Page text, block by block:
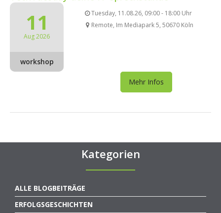
11
Aug 2026
workshop
Tuesday, 11.08.26, 09:00 - 18:00 Uhr
Remote, Im Mediapark 5, 50670 Köln
Mehr Infos
Kategorien
ALLE BLOGBEITRÄGE
ERFOLGSGESCHICHTEN